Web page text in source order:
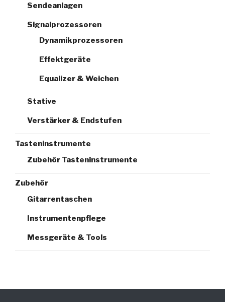
Sendeanlagen
Signalprozessoren
Dynamikprozessoren
Effektgeräte
Equalizer & Weichen
Stative
Verstärker & Endstufen
Tasteninstrumente
Zubehör Tasteninstrumente
Zubehör
Gitarrentaschen
Instrumentenpflege
Messgeräte & Tools